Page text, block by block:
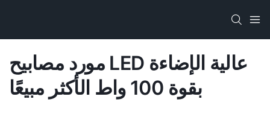
مورد مصابيح LED عالية الإضاءة
بقوة 100 واط الأكثر مبيعًا